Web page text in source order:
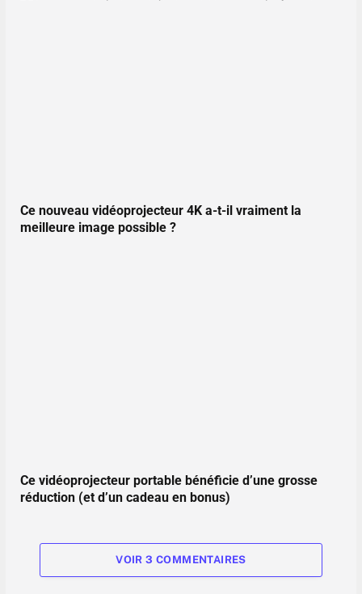
Ce nouveau vidéoprojecteur 4K a-t-il vraiment la
meilleure image possible ?
Ce vidéoprojecteur portable bénéficie d’une grosse
réduction (et d’un cadeau en bonus)
VOIR 3 COMMENTAIRES